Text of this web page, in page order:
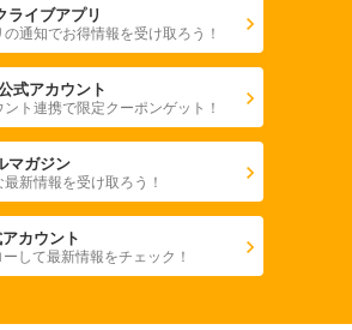
ライブアプリ
の通知でお得情報を受け取ろう！
式アカウント
ント連携で限定クーポンゲット！
マガジン
最新情報を受け取ろう！
カウント
して最新情報をチェック！